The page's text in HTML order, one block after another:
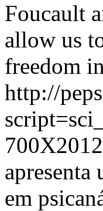
Foucault
allow us
freedom
http://
em